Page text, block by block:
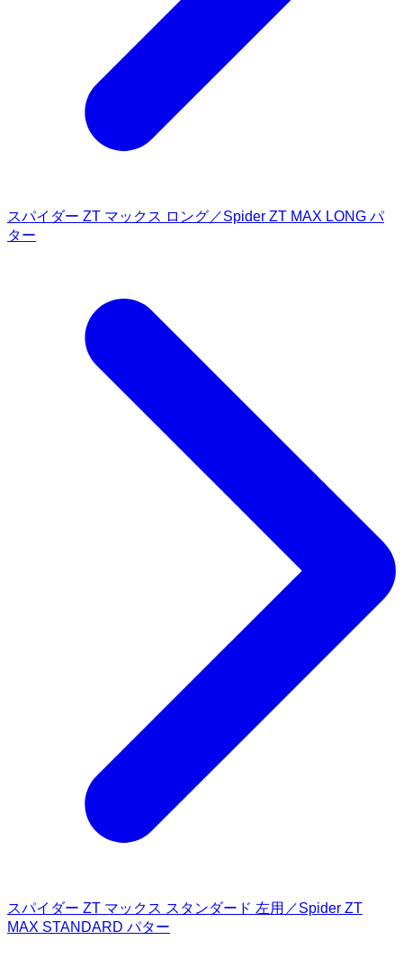
スパイダー ZT マックス ロング／Spider ZT MAX LONG パ
ター
スパイダー ZT マックス スタンダード 左用／Spider ZT
MAX STANDARD パター